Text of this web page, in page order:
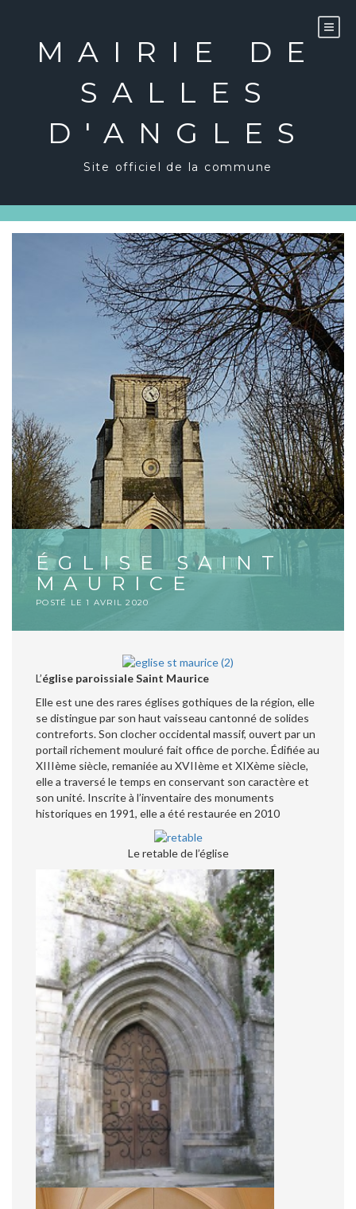
MAIRIE DE
SALLES
D'ANGLES
Site officiel de la commune
ÉGLISE SAINT
MAURICE
POSTÉ LE1 AVRIL 2020
L’église paroissiale Saint Maurice
Elle est une des rares églises gothiques de la région, elle
se distingue par son haut vaisseau cantonné de solides
contreforts. Son clocher occidental massif, ouvert par un
portail richement mouluré fait office de porche. Édifiée au
XIIIème siècle, remaniée au XVIIème et XIXème siècle,
elle a traversé le temps en conservant son caractère et
son unité. Inscrite à l’inventaire des monuments
historiques en 1991, elle a été restaurée en 2010
Le retable de l’église